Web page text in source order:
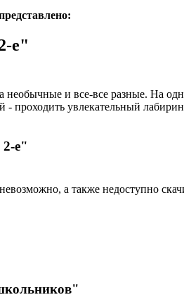
е"
необычные и все-все разные. На
проходить увлекательный
е"
а также недоступно